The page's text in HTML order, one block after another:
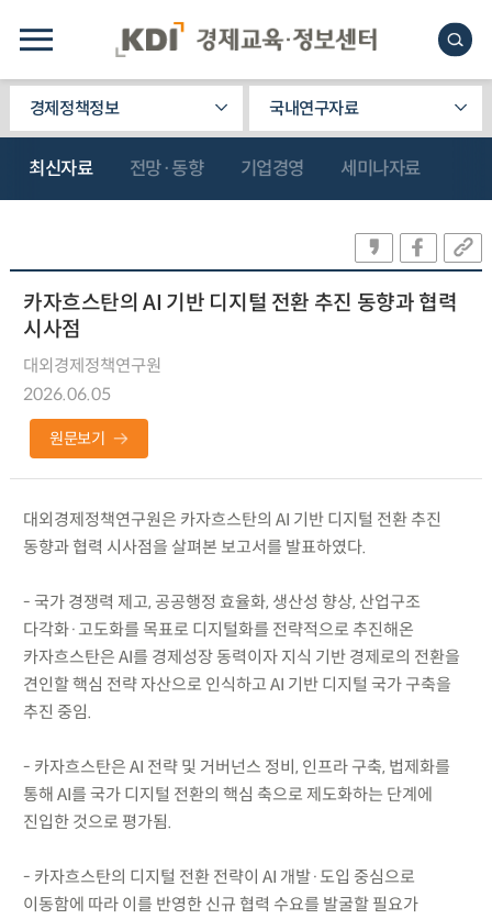
경제정책정보 국내연구자료
최신자료 전망·동향 기업경영 세미나자료
카자흐스탄의 AI 기반 디지털 전환 추진 동향과 협력
시사점
대외경제정책연구원
2026.06.05
원문보기
대외경제정책연구원은 카자흐스탄의 AI 기반 디지털 전환 추진
동향과 협력 시사점을 살펴본 보고서를 발표하였다.
- 국가 경쟁력 제고, 공공행정 효율화, 생산성 향상, 산업구조
다각화·고도화를 목표로 디지털화를 전략적으로 추진해온
카자흐스탄은 AI를 경제성장 동력이자 지식 기반 경제로의 전환을
견인할 핵심 전략 자산으로 인식하고 AI 기반 디지털 국가 구축을
추진 중임.
- 카자흐스탄은 AI 전략 및 거버넌스 정비, 인프라 구축, 법제화를
통해 AI를 국가 디지털 전환의 핵심 축으로 제도화하는 단계에
진입한 것으로 평가됨.
- 카자흐스탄의 디지털 전환 전략이 AI 개발·도입 중심으로
이동함에 따라 이를 반영한 신규 협력 수요를 발굴할 필요가